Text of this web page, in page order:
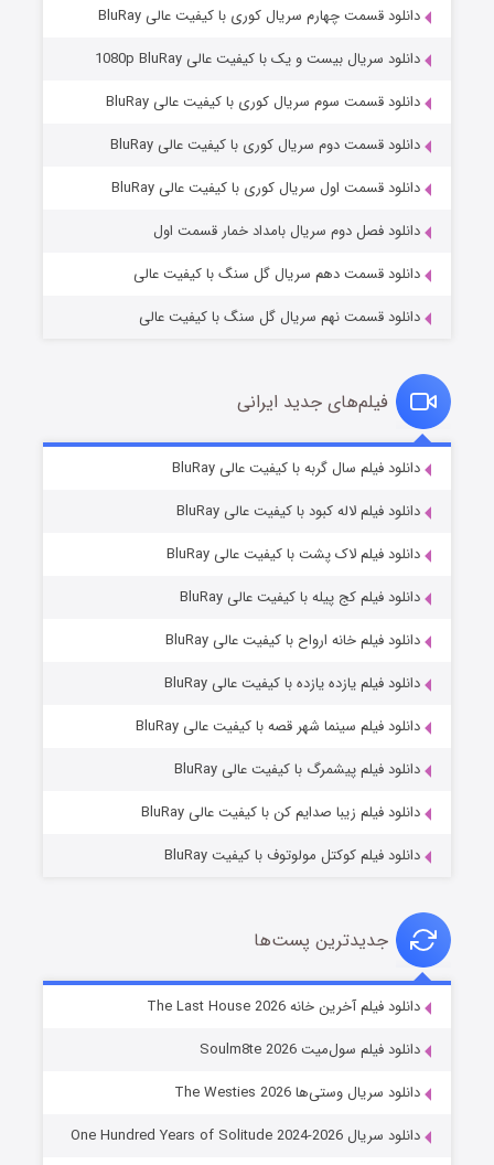
مردگان متحرک: شهر مرده ۳
قسمت۲ (زیرنویس) منتشر شد
قسمت۷ (زیرنویس) منتشر شد
خاندان اژدها فصل ۳
دانلود قسمت چهارم سریال کوری با کیفیت عالی BluRay
دانلود سریال بیست و یک با کیفیت عالی 1080p BluRay
دانلود قسمت سوم سریال کوری با کیفیت عالی BluRay
دانلود قسمت دوم سریال کوری با کیفیت عالی BluRay
دانلود قسمت اول سریال کوری با کیفیت عالی BluRay
دانلود فصل دوم سریال بامداد خمار قسمت اول
دانلود قسمت دهم سریال گل سنگ با کیفیت عالی
دانلود قسمت نهم سریال گل سنگ با کیفیت عالی
فیلم‌های جدید ایرانی
دانلود فیلم سال گربه با کیفیت عالی BluRay
دانلود فیلم لاله کبود با کیفیت عالی BluRay
دانلود فیلم لاک پشت با کیفیت عالی BluRay
دانلود فیلم کج‌ پیله با کیفیت عالی BluRay
دانلود فیلم خانه ارواح با کیفیت عالی BluRay
دانلود فیلم یازده یازده با کیفیت عالی BluRay
دانلود فیلم سینما شهر قصه با کیفیت عالی BluRay
دانلود فیلم پیشمرگ با کیفیت عالی BluRay
دانلود فیلم زیبا صدایم کن با کیفیت عالی BluRay
دانلود فیلم کوکتل مولوتوف با کیفیت BluRay
جدیدترین پست‌ها
دانلود فیلم آخرین خانه The Last House 2026
دانلود فیلم سول‌میت Soulm8te 2026
دانلود سریال وستی‌ها The Westies 2026
دانلود سریال One Hundred Years of Solitude 2024-2026